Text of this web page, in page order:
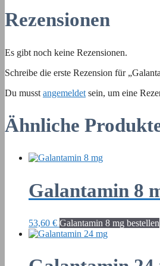
Rezensionen
Es gibt noch keine Rezensionen.
Schreibe die erste Rezension für
Du musst angemeldet sein, um eine
Ähnliche
Galantamin 8
53,60 € Galantamin 8 mg bestellen